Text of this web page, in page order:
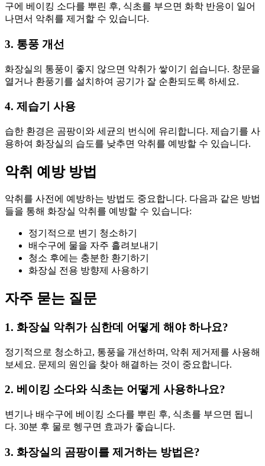
구에 베이킹 소다를 뿌린 후, 식초를 부으면 화학 반응이 일어
나면서 악취를 제거할 수 있습니다.
3. 통풍 개선
화장실의 통풍이 좋지 않으면 악취가 쌓이기 쉽습니다. 창문을
열거나 환풍기를 설치하여 공기가 잘 순환되도록 하세요.
4. 제습기 사용
습한 환경은 곰팡이와 세균의 번식에 유리합니다. 제습기를 사
용하여 화장실의 습도를 낮추면 악취를 예방할 수 있습니다.
악취 예방 방법
악취를 사전에 예방하는 방법도 중요합니다. 다음과 같은 방법
들을 통해 화장실 악취를 예방할 수 있습니다:
정기적으로 변기 청소하기
배수구에 물을 자주 흘려보내기
청소 후에는 충분한 환기하기
화장실 전용 방향제 사용하기
자주 묻는 질문
1. 화장실 악취가 심한데 어떻게 해야 하나요?
정기적으로 청소하고, 통풍을 개선하며, 악취 제거제를 사용해
보세요. 문제의 원인을 찾아 해결하는 것이 중요합니다.
2. 베이킹 소다와 식초는 어떻게 사용하나요?
변기나 배수구에 베이킹 소다를 뿌린 후, 식초를 부으면 됩니
다. 30분 후 물로 헹구면 효과가 좋습니다.
3. 화장실의 곰팡이를 제거하는 방법은?